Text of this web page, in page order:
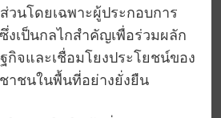
วนโดยเฉพาะผู้ประกอบการ
งเป็นกลไกสำคัญเพื่อร่วมผลัก
กิจและเชื่อมโยงประโยชน์ของ
ชาชนในพื้นที่อย่างยั่งยืน